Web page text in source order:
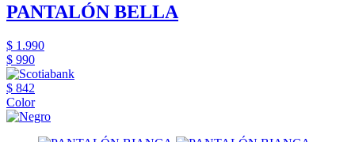
PANTALÓN BELLA
$ 1.990
$ 990
$ 842
Color